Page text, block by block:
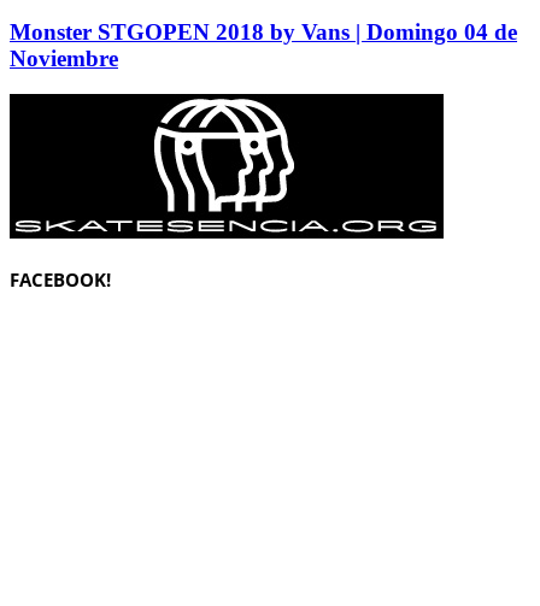
Monster STGOPEN 2018 by Vans | Domingo 04 de
Noviembre
FACEBOOK!